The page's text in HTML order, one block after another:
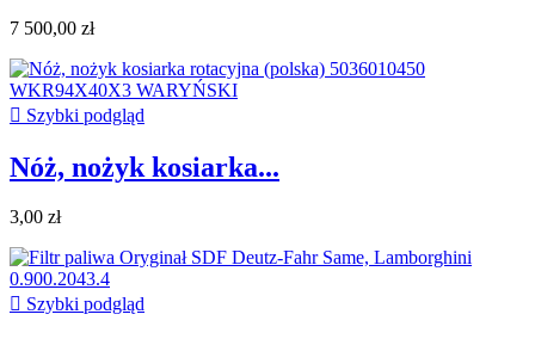
7 500,00 zł
 Szybki podgląd
Nóż, nożyk kosiarka...
3,00 zł
 Szybki podgląd